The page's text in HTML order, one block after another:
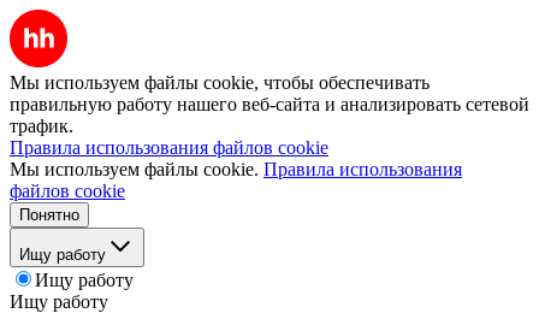
Мы используем файлы cookie, чтобы обеспечивать
правильную работу нашего веб-сайта и анализировать сетевой
трафик.
Правила использования файлов cookie
Мы используем файлы cookie. Правила использования
файлов cookie
Понятно
Ищу работу
Ищу работу
Ищу работу